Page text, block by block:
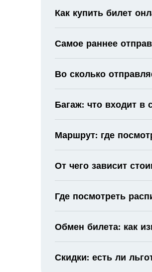
Как купить билет
Самое раннее
Во сколько
Багаж: что входит в
Маршрут: где
От чего зависит
Где посмотреть
Обмен билета: как
Скидки: есть ли